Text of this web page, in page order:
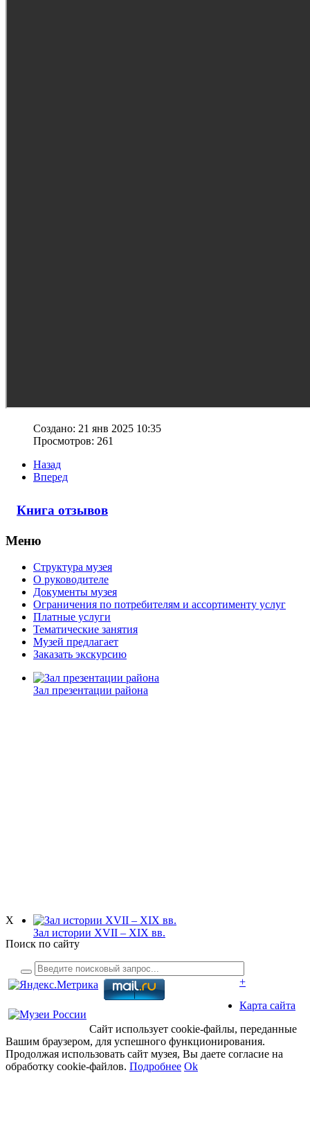
Создано: 21 янв 2025 10:35
Просмотров: 261
Назад
Вперед
Книга отзывов
Меню
Структура музея
О руководителе
Документы музея
Ограничения по потребителям и ассортименту услуг
Платные услуги
Тематические занятия
Музей предлагает
Заказать экскурсию
Зал презентации района
Зал истории XVII – XIX вв.
X
Поиск по сайту
+
Карта сайта
Сайт использует cookie-файлы, переданные
Вашим браузером, для успешного функционирования.
Продолжая использовать сайт музея, Вы даете согласие на
обработку cookie-файлов. Подробнее Ok